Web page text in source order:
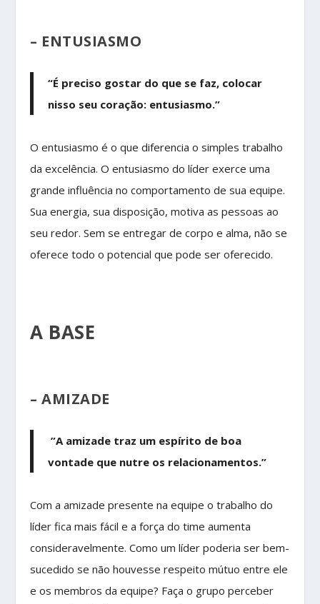
– ENTUSIASMO
“É preciso gostar do que se faz, colocar
nisso seu coração: entusiasmo.”
O entusiasmo é o que diferencia o simples trabalho
da excelência. O entusiasmo do líder exerce uma
grande influência no comportamento de sua equipe.
Sua energia, sua disposição, motiva as pessoas ao
seu redor. Sem se entregar de corpo e alma, não se
oferece todo o potencial que pode ser oferecido.
A BASE
– AMIZADE
”A amizade traz um espírito de boa
vontade que nutre os relacionamentos.”
Com a amizade presente na equipe o trabalho do
líder fica mais fácil e a força do time aumenta
consideravelmente. Como um líder poderia ser bem-
sucedido se não houvesse respeito mútuo entre ele
e os membros da equipe? Faça o grupo perceber